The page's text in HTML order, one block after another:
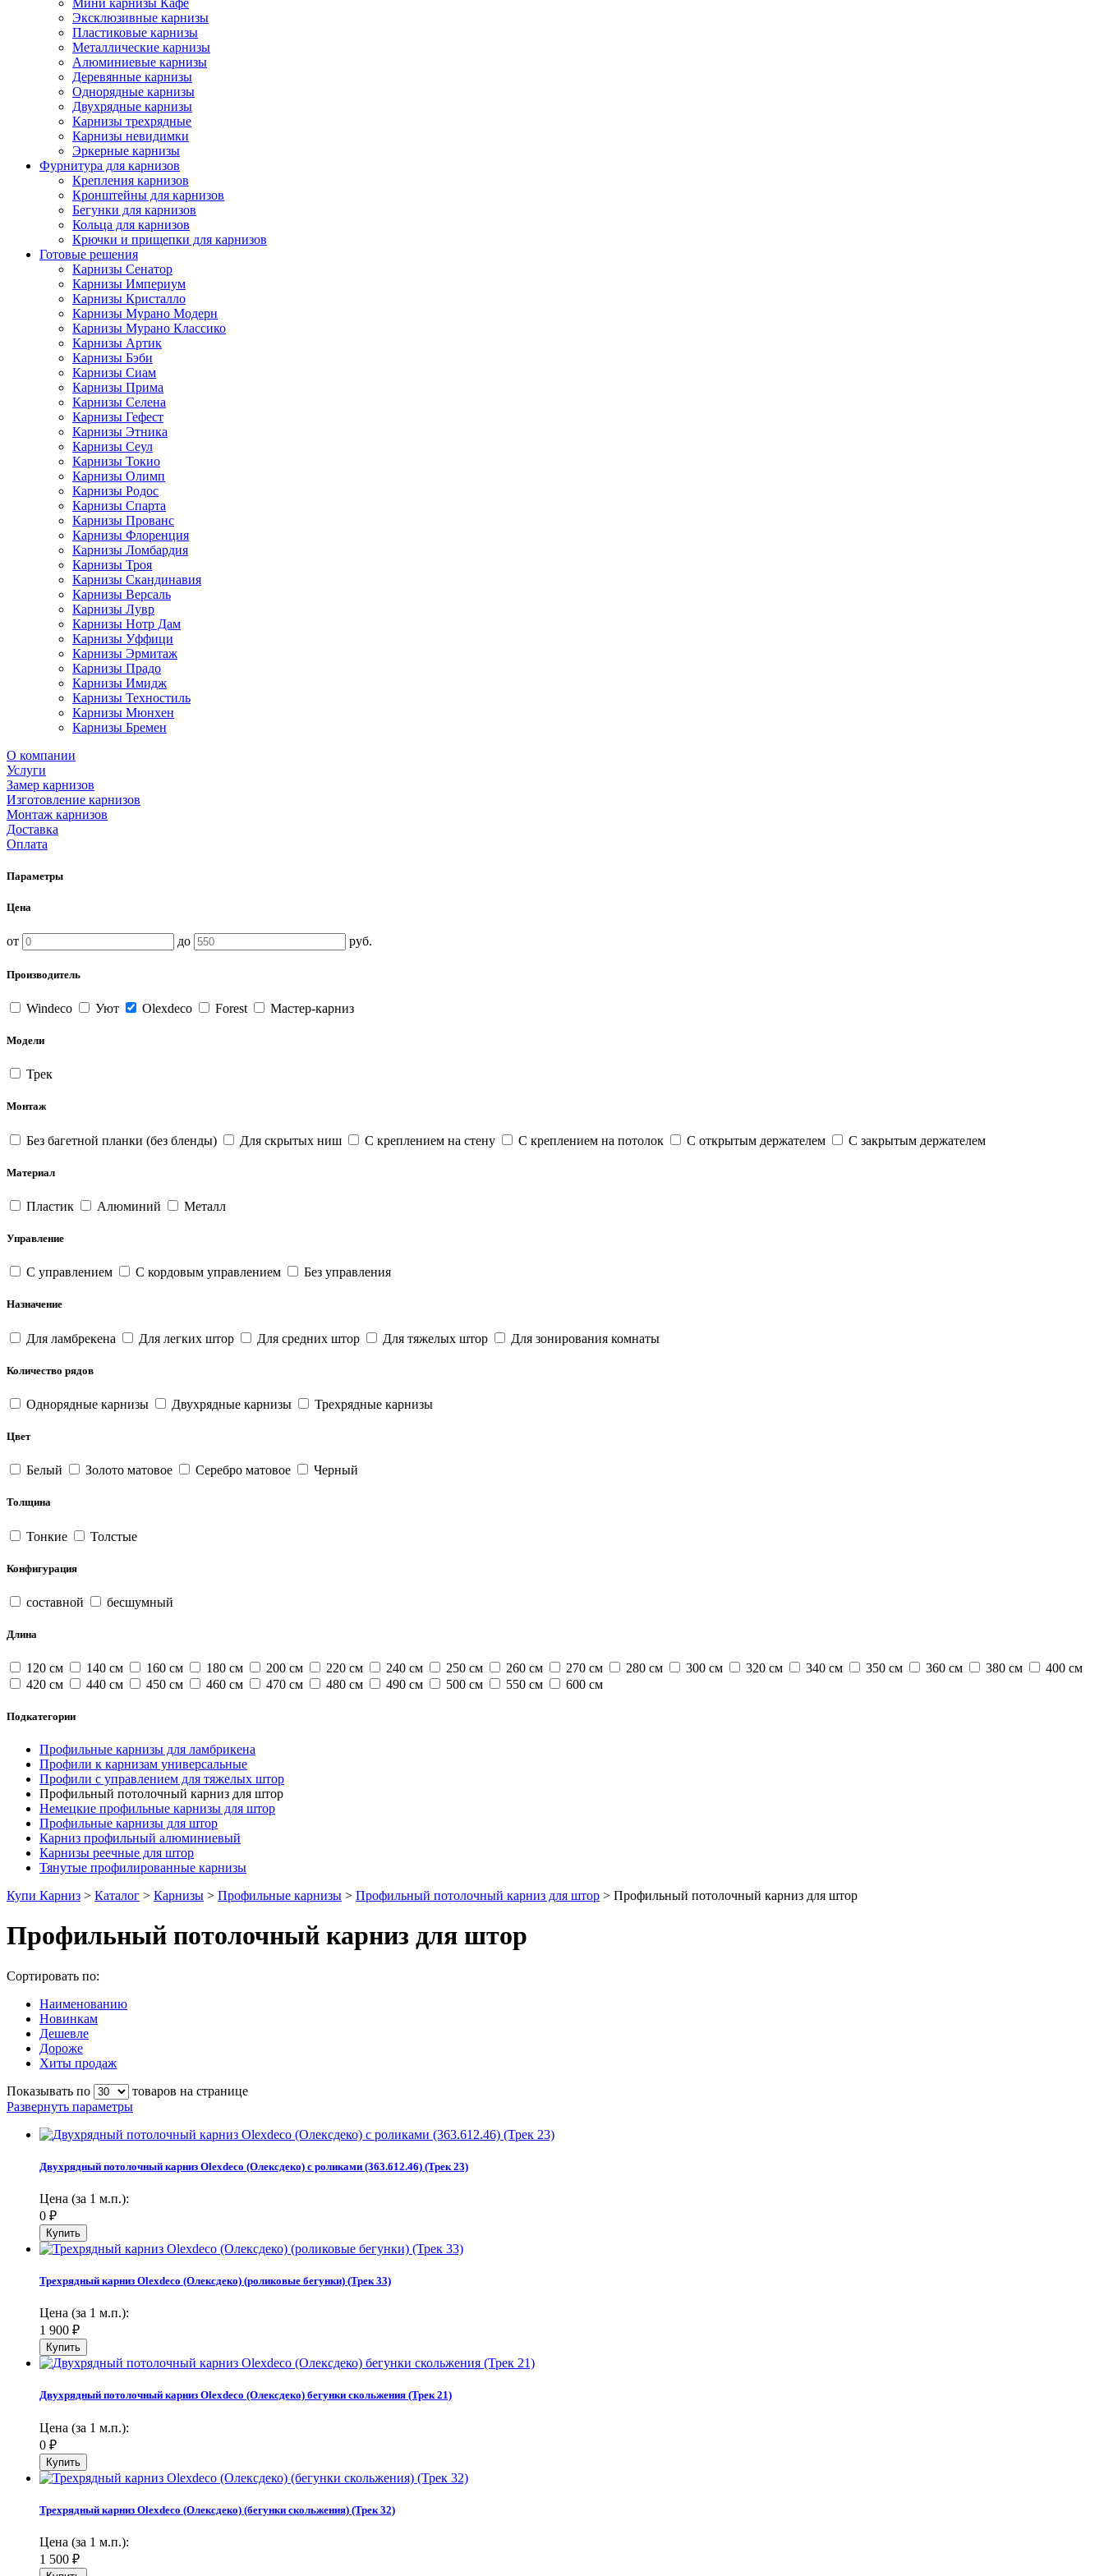
Мини карнизы Кафе
Эксклюзивные карнизы
Пластиковые карнизы
Металлические карнизы
Алюминиевые карнизы
Деревянные карнизы
Однорядные карнизы
Двухрядные карнизы
Карнизы трехрядные
Карнизы невидимки
Эркерные карнизы
Фурнитура для карнизов
Крепления карнизов
Кронштейны для карнизов
Бегунки для карнизов
Кольца для карнизов
Крючки и прищепки для карнизов
Готовые решения
Карнизы Сенатор
Карнизы Империум
Карнизы Кристалло
Карнизы Мурано Модерн
Карнизы Мурано Классико
Карнизы Артик
Карнизы Бэби
Карнизы Сиам
Карнизы Прима
Карнизы Селена
Карнизы Гефест
Карнизы Этника
Карнизы Сеул
Карнизы Токио
Карнизы Олимп
Карнизы Родос
Карнизы Спарта
Карнизы Прованс
Карнизы Флоренция
Карнизы Ломбардия
Карнизы Троя
Карнизы Скандинавия
Карнизы Версаль
Карнизы Лувр
Карнизы Нотр Дам
Карнизы Уффици
Карнизы Эрмитаж
Карнизы Прадо
Карнизы Имидж
Карнизы Техностиль
Карнизы Мюнхен
Карнизы Бремен
О компании
Услуги
Замер карнизов
Изготовление карнизов
Монтаж карнизов
Доставка
Оплата
Параметры
Цена
от до руб.
Производитель
Windeco Уют Olexdeco Forest Мастер-карниз
Модели
Трек
Монтаж
Без багетной планки (без бленды) Для скрытых ниш С креплением на стену С креплением на потолок С открытым держателем С закрытым держателем
Материал
Пластик Алюминий Металл
Управление
С управлением С кордовым управлением Без управления
Назначение
Для ламбрекена Для легких штор Для средних штор Для тяжелых штор Для зонирования комнаты
Количество рядов
Однорядные карнизы Двухрядные карнизы Трехрядные карнизы
Цвет
Белый Золото матовое Серебро матовое Черный
Толщина
Тонкие Толстые
Конфигурация
составной бесшумный
Длина
120 см 140 см 160 см 180 см 200 см 220 см 240 см 250 см 260 см 270 см 280 см 300 см 320 см 340 см 350 см 360 см 380 см
400 см
420 см
440 см 450 см 460 см 470 см 480 см 490 см 500 см 550 см 600 см
Подкатегории
Профильные карнизы для ламбрикена
Профили к карнизам универсальные
Профили с управлением для тяжелых штор
Профильный потолочный карниз для штор
Немецкие профильные карнизы для штор
Профильные карнизы для штор
Карниз профильный алюминиевый
Карнизы реечные для штор
Тянутые профилированные карнизы
Купи Карниз > Каталог > Карнизы > Профильные карнизы > Профильный потолочный карниз для штор > Профильный потолочный карниз для штор
Профильный потолочный карниз для штор
Сортировать по:
Наименованию
Новинкам
Дешевле
Дороже
Хиты продаж
Показывать по
товаров на странице
Развернуть параметры
Двухрядный потолочный карниз Olexdeco (Олексдеко) c роликами (363.612.46) (Трек 23)
Цена (за 1 м.п.):
0 ₽
Трехрядный карниз Olexdeco (Олексдеко) (роликовые бегунки) (Трек 33)
Цена (за 1 м.п.):
1 900 ₽
Двухрядный потолочный карниз Olexdeco (Олексдеко) бегунки скольжения (Трек 21)
Цена (за 1 м.п.):
0 ₽
Трехрядный карниз Olexdeco (Олексдеко) (бегунки скольжения) (Трек 32)
Цена (за 1 м.п.):
1 500 ₽